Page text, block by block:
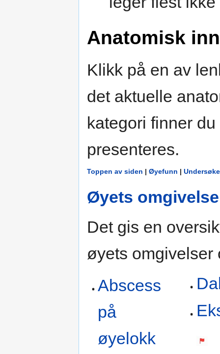
Anatomisk
Klikk på en av
det aktuelle
kategori finner
presenteres.
Toppen av siden | Øyefunn |
Øyets
Det gis en
øyets omgivelser
Abscess
på
øyelokk